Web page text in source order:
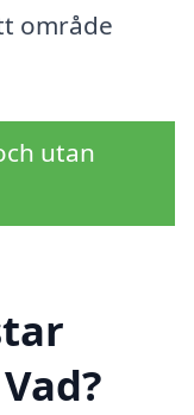
område
utan